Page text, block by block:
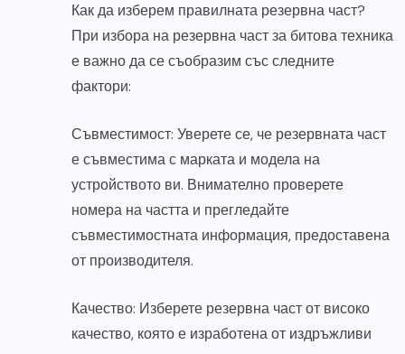
Как да изберем правилната резервна част?
При избора на резервна част за битова техника
е важно да се съобразим със следните
фактори:
Съвместимост: Уверете се, че резервната част
е съвместима с марката и модела на
устройството ви. Внимателно проверете
номера на частта и прегледайте
съвместимостната информация, предоставена
от производителя.
Качество: Изберете резервна част от високо
качество, която е изработена от издръжливи